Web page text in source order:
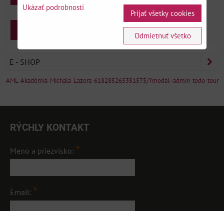
Zaregistrovať sa
E - SHOP
AML-Akadémia-Michala-Lazora-618285265351575/?modal=admin_todo_tour
RÝCHLY KONTAKT
Meno a priezvisko: *
Email: *
Ukázať podrobnosti
Prijať všetky cookies
Odmietnuť všetko